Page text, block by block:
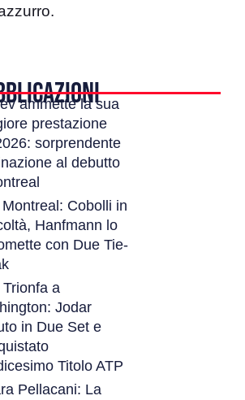
ammette la sua
prestazione
sorprendente
al debutto
Cobolli in
Hanfmann lo
con Due Tie-
Trionfa a
Jodar
in Due Set e
Titolo ATP
Pellacani: La